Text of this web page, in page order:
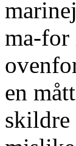
ma-for
en
skildre